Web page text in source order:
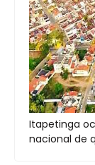
Itapetinga
nacional de